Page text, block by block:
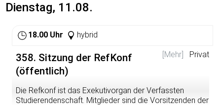
Dienstag, 11.08.
18.00 Uhr hybrid
[Mehr] Privat
358. Sitzung der RefKonf
(öffentlich)
Die Refkonf ist das Exekutivorgan der Verfassten
Studierendenschaft. Mitglieder sind die Vorsitzenden der